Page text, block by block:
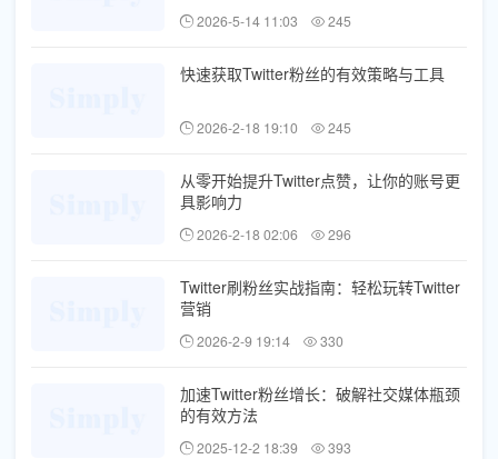
2026-5-14 11:03 245
快速获取Twitter粉丝的有效策略与工具
2026-2-18 19:10 245
从零开始提升Twitter点赞，让你的账号更
具影响力
2026-2-18 02:06 296
Twitter刷粉丝实战指南：轻松玩转Twitter
营销
2026-2-9 19:14 330
加速Twitter粉丝增长：破解社交媒体瓶颈
的有效方法
2025-12-2 18:39 393